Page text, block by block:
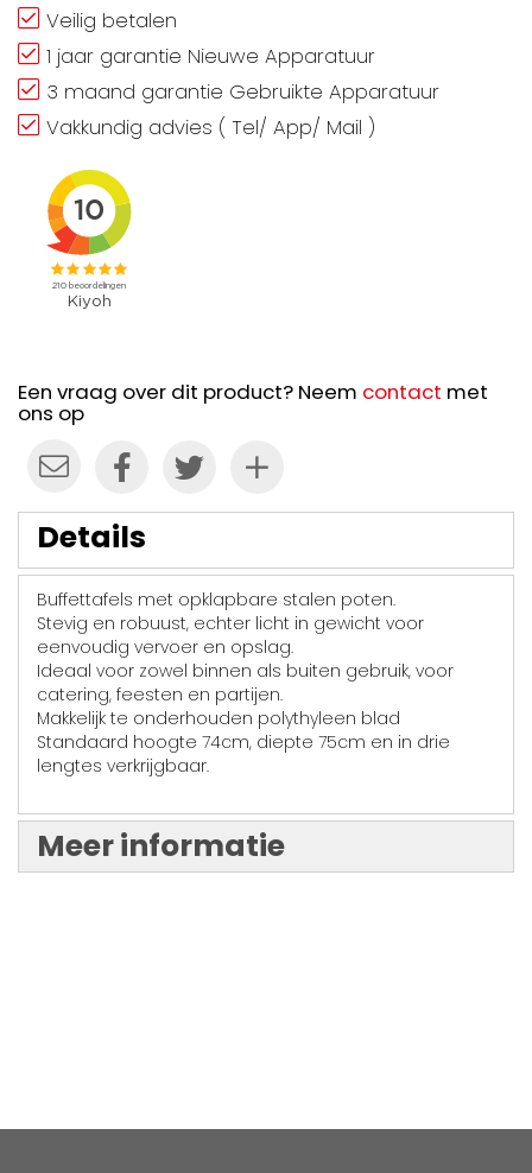
Veilig betalen
1 jaar garantie Nieuwe Apparatuur
3 maand garantie Gebruikte Apparatuur
Vakkundig advies ( Tel/ App/ Mail )
Een vraag over dit product? Neem contact met
ons op
Details
Buffettafels met opklapbare stalen poten.
Stevig en robuust, echter licht in gewicht voor
eenvoudig vervoer en opslag.
Ideaal voor zowel binnen als buiten gebruik, voor
catering, feesten en partijen.
Makkelijk te onderhouden polythyleen blad
Standaard hoogte 74cm, diepte 75cm en in drie
lengtes verkrijgbaar.
Meer informatie